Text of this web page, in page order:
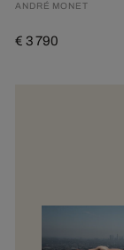
ANDRÉ MONET
€ 3 790